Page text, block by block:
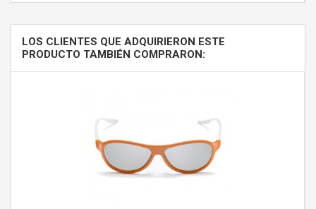
LOS CLIENTES QUE ADQUIRIERON ESTE
PRODUCTO TAMBIÉN COMPRARON: